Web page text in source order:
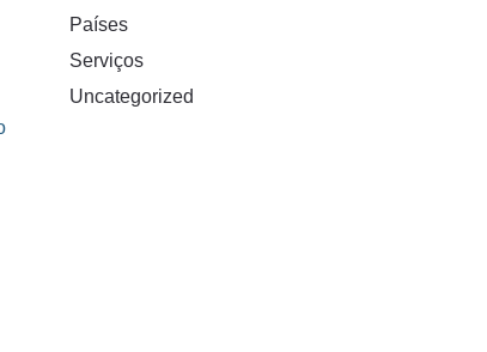
Países
Serviços
Uncategorized